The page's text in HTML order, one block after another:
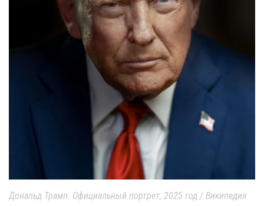
Дональд Трамп. Официальный портрет, 2025 год / Википедия